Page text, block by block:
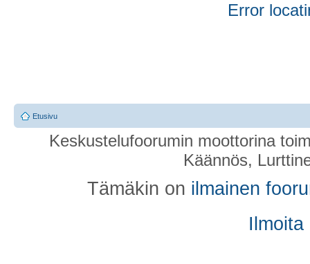
Error
Etusivu
Keskustelufoorumin moottorina
Käännös,
Tämäkin on ilmainen